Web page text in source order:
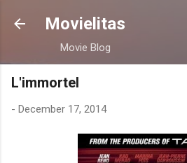
Skip to main
Movielitas
Movie Blog
L'immortel
- December 17, 2014